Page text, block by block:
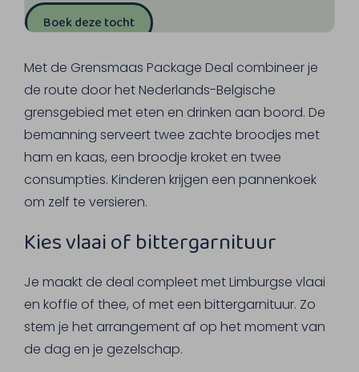
Boek deze tocht
Met de Grensmaas Package Deal combineer je
de route door het Nederlands-Belgische
grensgebied met eten en drinken aan boord. De
bemanning serveert twee zachte broodjes met
ham en kaas, een broodje kroket en twee
consumpties. Kinderen krijgen een pannenkoek
om zelf te versieren.
Kies vlaai of bittergarnituur
Je maakt de deal compleet met Limburgse vlaai
en koffie of thee, of met een bittergarnituur. Zo
stem je het arrangement af op het moment van
de dag en je gezelschap.